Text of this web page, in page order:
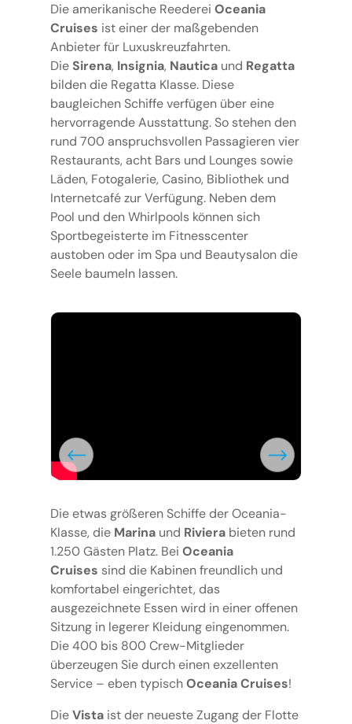
Die amerikanische Reederei Oceania
Cruises ist einer der maßgebenden
Anbieter für Luxuskreuzfahrten.
Die Sirena, Insignia, Nautica und Regatta
bilden die Regatta Klasse. Diese
baugleichen Schiffe verfügen über eine
hervorragende Ausstattung. So stehen den
rund 700 anspruchsvollen Passagieren vier
Restaurants, acht Bars und Lounges sowie
Läden, Fotogalerie, Casino, Bibliothek und
Internetcafé zur Verfügung. Neben dem
Pool und den Whirlpools können sich
Sportbegeisterte im Fitnesscenter
austoben oder im Spa und Beautysalon die
Seele baumeln lassen.
Die etwas größeren Schiffe der Oceania-
Klasse, die Marina und Riviera bieten rund
1.250 Gästen Platz. Bei Oceania
Cruises sind die Kabinen freundlich und
komfortabel eingerichtet, das
ausgezeichnete Essen wird in einer offenen
Sitzung in legerer Kleidung eingenommen.
Die 400 bis 800 Crew-Mitglieder
überzeugen Sie durch einen exzellenten
Service – eben typischOceania Cruises!
DieVista ist der neueste Zugang der Flotte